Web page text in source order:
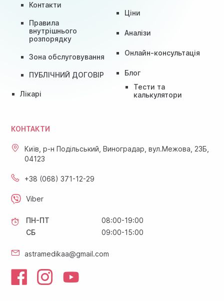
Контакти
Правила
внутрішнього
розпорядку
Зона обслуговування
ПУБЛІЧНИЙ ДОГОВІР
Лікарі
Ціни
Аналізи
Онлайн-консультація
Блог
Тести та
калькулятори
КОНТАКТИ
Київ, р-н Подільський, Виноградар, вул.Межова, 23Б,
04123
+38 (068) 371-12-29
Viber
ПН-ПТ
08:00-19:00
СБ
09:00-15:00
astramedikaa@gmail.com